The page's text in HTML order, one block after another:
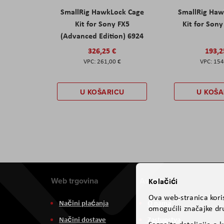
SmallRig HawkLock Cage
Kit for Sony FX5
(Advanced Edition) 6924
326,25 €
261,00 €
U KOŠARICU
SmallRig
Kit for Sony
U
Web trgovina
Načini plaćanja
Načini dostave
Aviteh
O nama
Kolačići
Ova web-stranica
omogućili značajke